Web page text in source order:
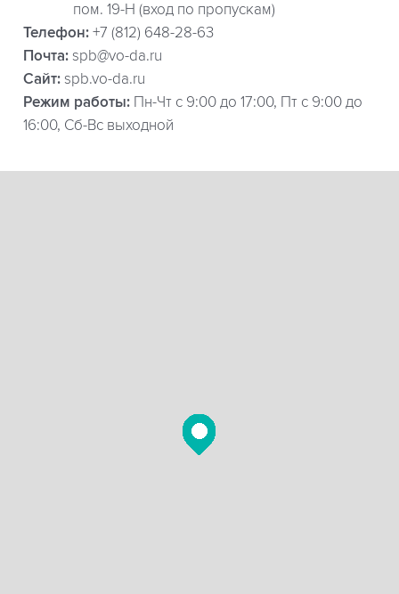
пом. 19-Н (вход по пропускам)
Телефон: +7 (812) 648-28-63
Почта: spb@vo-da.ru
Сайт: spb.vo-da.ru
Режим работы: Пн-Чт с 9:00 до 17:00, Пт с 9:00 до
16:00, Сб-Вс выходной